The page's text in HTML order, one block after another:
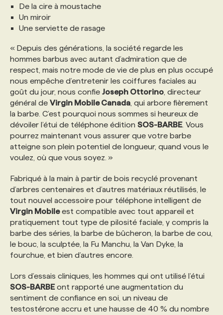
De la cire à moustache
Un miroir
Une serviette de rasage
« Depuis des générations, la société regarde les
hommes barbus avec autant d’admiration que de
respect, mais notre mode de vie de plus en plus occupé
nous empêche d’entretenir les coiffures faciales au
goût du jour, nous confie Joseph Ottorino , directeur
général de Virgin Mobile Canada , qui arbore fièrement
la barbe. C’est pourquoi nous sommes si heureux de
dévoiler l’étui de téléphone édition SOS-BARBE. Vous
pourrez maintenant vous assurer que votre barbe
atteigne son plein potentiel de longueur, quand vous le
voulez, où que vous soyez. »
Fabriqué à la main à partir de bois recyclé provenant
d’arbres centenaires et d’autres matériaux réutilisés, le
tout nouvel accessoire pour téléphone intelligent de
Virgin Mobileest compatible avec tout appareil et
pratiquement tout type de pilosité faciale, y compris la
barbe des séries, la barbe de bûcheron, la barbe de cou,
le bouc, la sculptée, la Fu Manchu, la Van Dyke, la
fourchue, et bien d’autres encore.
Lors d’essais cliniques, les hommes qui ont utilisé l’étui
SOS-BARBEont rapporté une augmentation du
sentiment de confiance en soi, un niveau de
testostérone accru et une hausse de 40 % du nombre